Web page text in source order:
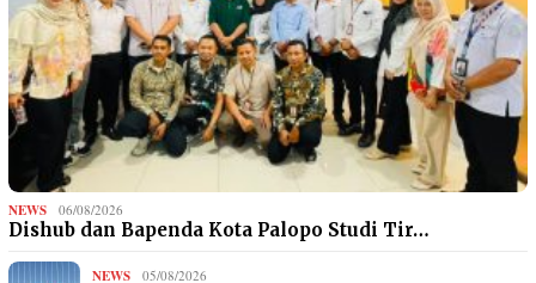
NEWS 06/08/2026
Dishub dan Bapenda Kota Palopo Studi Tir…
NEWS 05/08/2026